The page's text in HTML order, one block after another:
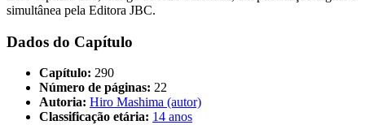
simultânea pela Editora JBC.
Dados do Capítulo
Capítulo: 290
Número de páginas: 22
Autoria: Hiro Mashima (autor)
Classificação etária: 14 anos